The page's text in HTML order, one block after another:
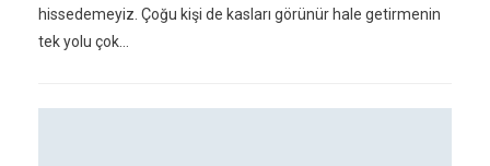
hissedemeyiz. Çoğu kişi de kasları görünür hale getirmenin
tek yolu çok…